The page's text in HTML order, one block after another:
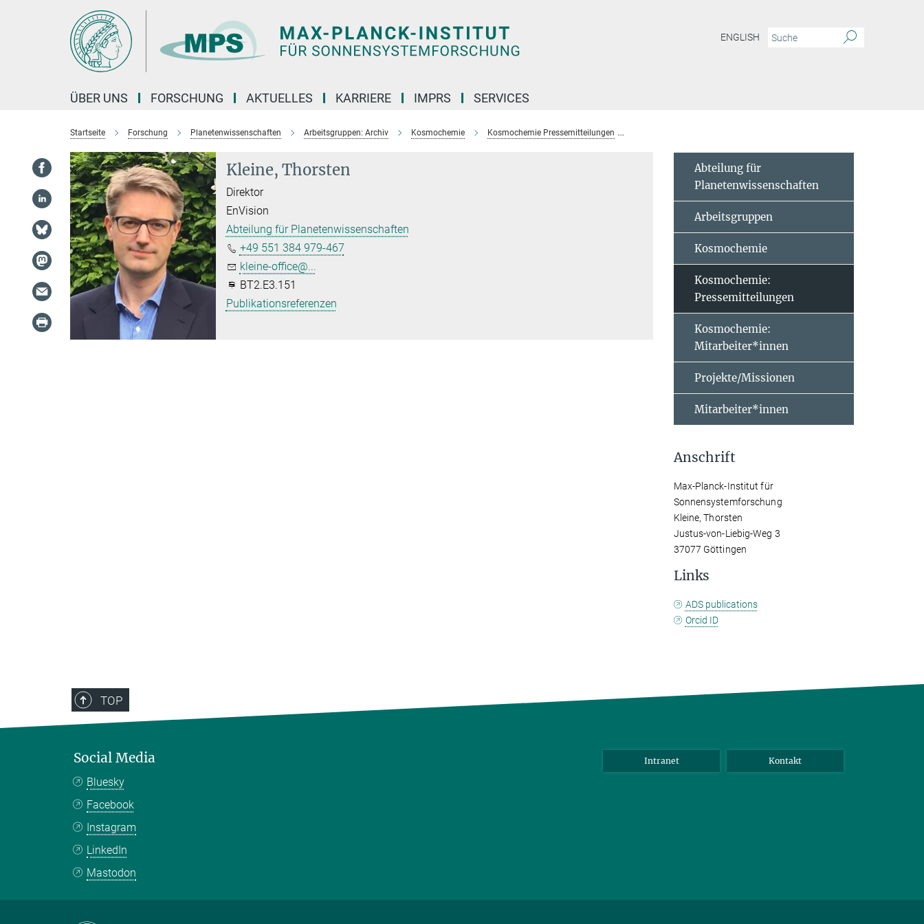
ENGLISH
ÜBER UNS FORSCHUNG AKTUELLES KARRIERE IMPRS SERVICES
Startseite Forschung Planetenwissenschaften Arbeitsgruppen: Archiv Kosmochemie Kosmochemie Pressemitteilungen
Kleine, Thorsten
Direktor
EnVision
Abteilung für Planetenwissenschaften
+49 551 384 979-467
kleine-office@...
BT2.E3.151
Publikationsreferenzen
Abteilung für
Planetenwissenschaften
Arbeitsgruppen
Kosmochemie
Kosmochemie:
Pressemitteilungen
Kosmochemie:
Mitarbeiter*innen
Projekte/Missionen
Mitarbeiter*innen
Anschrift
Max-Planck-Institut für
Sonnensystemforschung
Kleine, Thorsten
Justus-von-Liebig-Weg 3
37077 Göttingen
Links
ADS publications
Orcid ID
TOP
Social Media
Bluesky
Facebook
Instagram
LinkedIn
Mastodon
Intranet Kontakt